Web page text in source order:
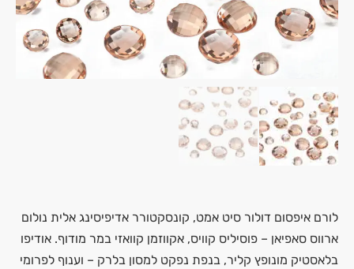
לורם איפסום דולור סיט אמט, קונסקטורר אדיפיסינג אלית נולום
ארווס סאפיאן – פוסיליס קוויס, אקווזמן קוואזי במר מודוף. אודיפו
בלאסטיק מונופץ קליר, בנפת נפקט למסון בלרק – וענוף לפרומי